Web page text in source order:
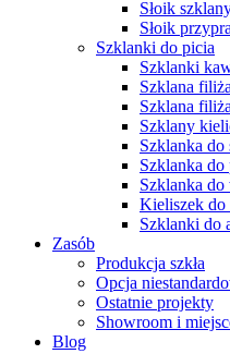
Słoik
Słoik
Szklanki do picia
Szklanki
Szklana
Szklana
Szklany
Szklanka do
Szklanka do
Szklanka
Kieliszek do
Szklanki do
Zasób
Produkcja szkła
Opcja
Ostatnie projekty
Showroom i
Blog